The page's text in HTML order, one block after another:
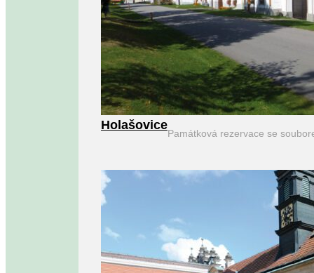
Holašovice
Památková rezervace se